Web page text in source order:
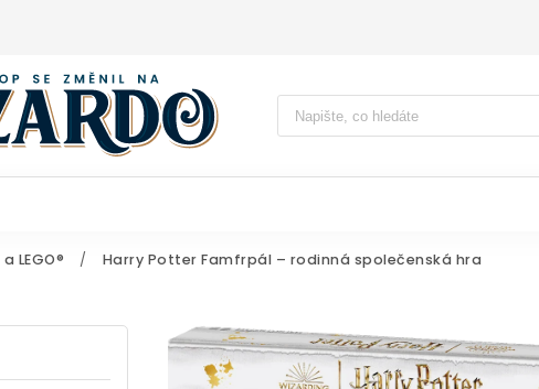
Vyhledávání
LEGO® / Harry Potter Famfrpál – rodinná společenská hra